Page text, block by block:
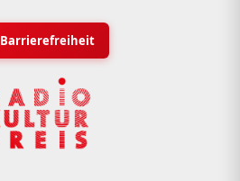
Barrierefreiheit